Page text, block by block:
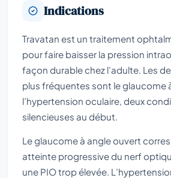
Indications
Travatan est un traitement
pour faire baisser la pression
façon durable chez l’adulte. Les
plus fréquentes sont le glaucome
l’hypertension oculaire, deux
silencieuses au début.
Le glaucome à angle ouvert
atteinte progressive du nerf
une PIO trop élevée.